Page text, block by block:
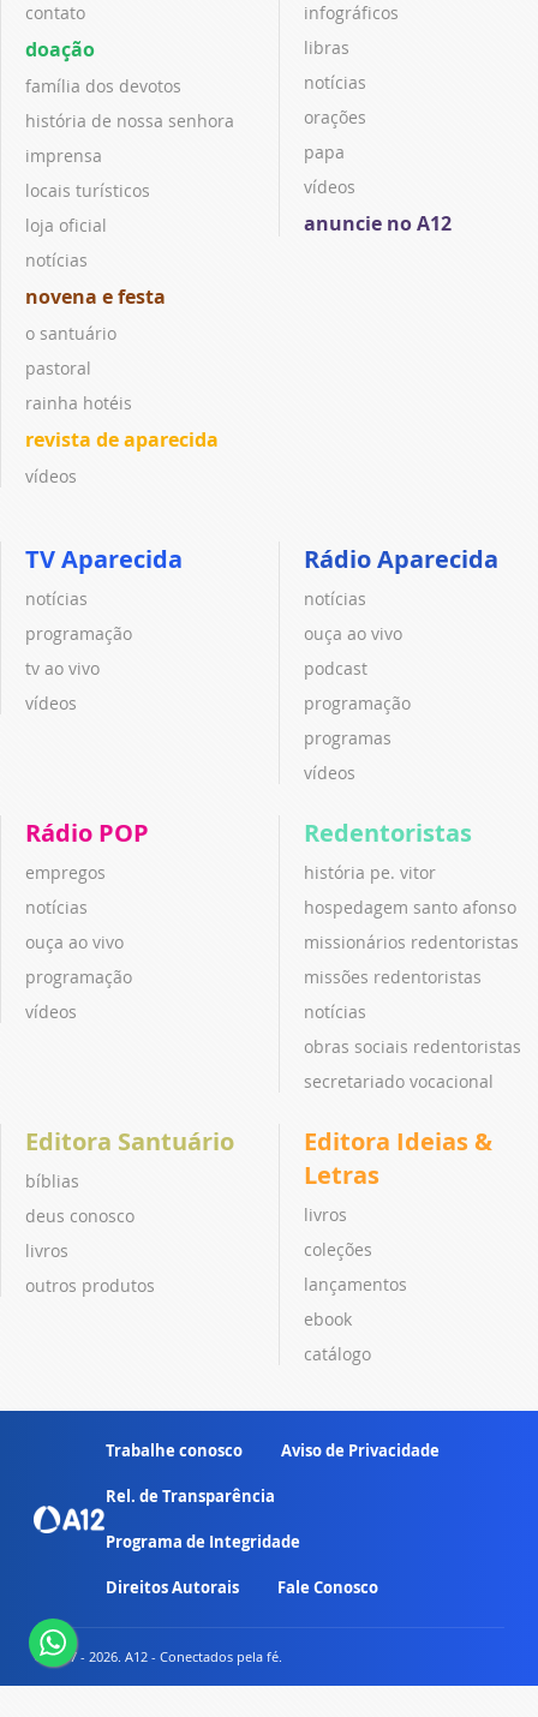
contato
doação
família dos devotos
história de nossa senhora
imprensa
locais turísticos
loja oficial
notícias
novena e festa
o santuário
pastoral
rainha hotéis
revista de aparecida
vídeos
infográficos
libras
notícias
orações
papa
vídeos
anuncie no A12
TV Aparecida
notícias
programação
tv ao vivo
vídeos
Rádio Aparecida
notícias
ouça ao vivo
podcast
programação
programas
vídeos
Rádio POP
empregos
notícias
ouça ao vivo
programação
vídeos
Redentoristas
história pe. vitor
hospedagem santo afonso
missionários redentoristas
missões redentoristas
notícias
obras sociais redentoristas
secretariado vocacional
Editora Santuário
bíblias
deus conosco
livros
outros produtos
Editora Ideias &
Letras
livros
coleções
lançamentos
ebook
catálogo
Trabalhe conosco Aviso de Privacidade
Rel. de Transparência
Programa de Integridade
Direitos Autorais Fale Conosco
© 2007 - 2026. A12 - Conectados pela fé.